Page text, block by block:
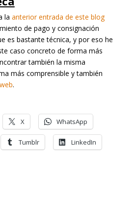
la anterior entrada de este blog
de pago y consignación
es bastante técnica, y por eso he
caso concreto de forma más
también la misma
más comprensible y también
.
X WhatsApp
Tumblr LinkedIn